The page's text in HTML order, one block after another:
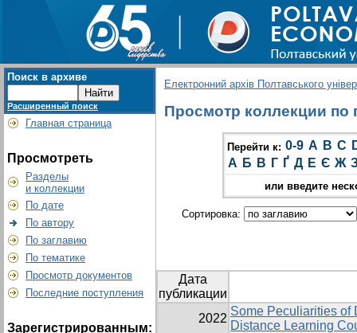
Поиск в архиве
Расширенный поиск
Главная страница
Просмотреть
Разделы
и коллекции
По дате
По автору
По заглавию
По тематике
Просмотр документов
Последние поступления
Зарегистрированным:
Електронний архів Полтавського
Просмотр коллекции по
Перейти к: 0-9 A B C
А Б В Г Ґ Д Е Є Ж
или введите
Сортировка:
Дата
публикации
2022
Some Peculiarities of
Distance Learning